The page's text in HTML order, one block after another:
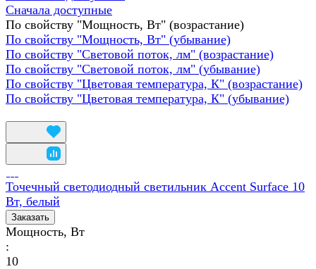
Сначала доступные
По свойству "Мощность, Вт" (возрастание)
По свойству "Мощность, Вт" (убывание)
По свойству "Световой поток, лм" (возрастание)
По свойству "Световой поток, лм" (убывание)
По свойству "Цветовая температура, К" (возрастание)
По свойству "Цветовая температура, К" (убывание)
Точечный светодиодный светильник Accent Surface 10
Вт, белый
Заказать
Мощность, Вт
:
10